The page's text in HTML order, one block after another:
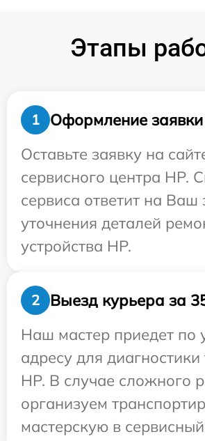
Этапы
1
Оформление заявки
Оставьте заявку на
сервисного центра HP.
сервиса ответит на Ваш
уточнения деталей
устройства HP.
2
Выезд курьера за
Наш мастер приедет по
адресу для диагностики
HP. В случае сложного
организуем
мастерскую в